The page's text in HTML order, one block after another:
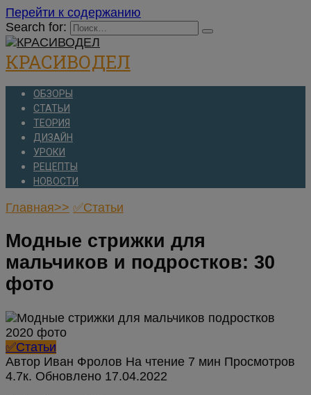
Перейти к содержанию
Search for:
КРАСИВОДЕЛ
ОБЗОРЫ
СТАТЬИ
ТЕОРИЯ
ДИЗАЙН
УРОКИ
РЕЦЕПТЫ
НОВОСТИ
Главная>> ✅Статьи
Модные стрижки для
мальчиков и подростков: 30
фото
✅Статьи
Автор Иван Фролов На чтение 7 мин Просмотров
4.7к. Обновлено